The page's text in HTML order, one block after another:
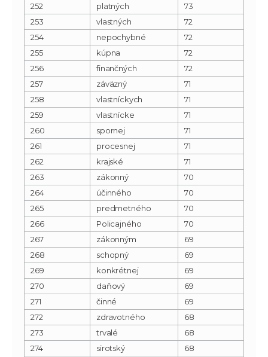
252
platných
73
253
vlastných
72
254
nepochybné
72
255
kúpna
72
256
finančných
72
257
záväzný
71
258
vlastníckych
71
259
vlastnícke
71
260
spornej
71
261
procesnej
71
262
krajské
71
263
zákonný
70
264
účinného
70
265
predmetného
70
266
Policajného
70
267
zákonným
69
268
schopný
69
269
konkrétnej
69
270
daňový
69
271
činné
69
272
zdravotného
68
273
trvalé
68
274
sirotský
68